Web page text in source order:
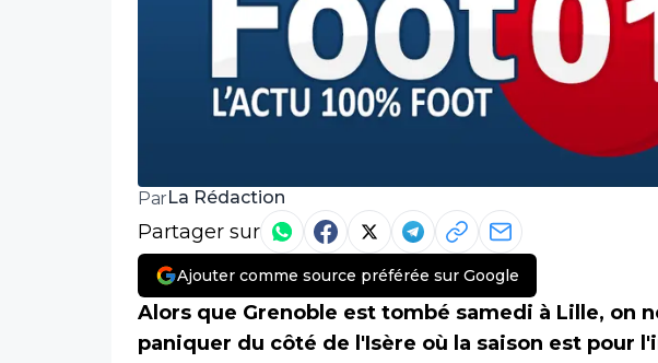
Par La Rédaction
Partager sur
Ajouter comme source préférée sur Google
Alors que Grenoble est tombé samedi à Lille, on
paniquer du côté de l'Isère où la saison est pour